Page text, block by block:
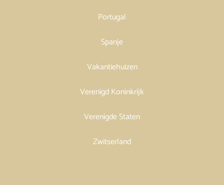
Portugal
Spanje
Vakantiehuizen
Verenigd Koninkrijk
Verenigde Staten
Zwitserland